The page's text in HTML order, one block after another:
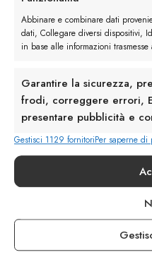
Abbinare e combinare dati
dati, Collegare diversi dispositivi,
in base alle informazioni trasmesse
Garantire la sicurezza,
frodi, correggere errori,
presentare pubblicità e
Gestisci 1129 fornitoriPer saperne
Rimani in
+39
Via
Termini